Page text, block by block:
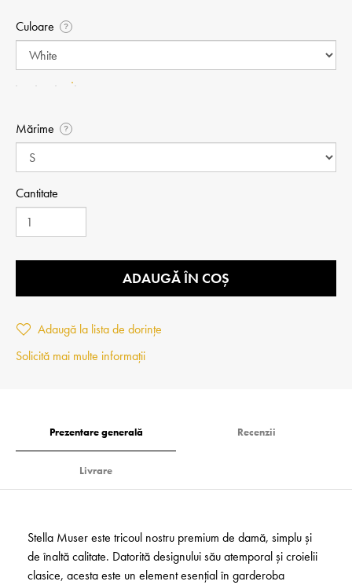
Culoare ?
Mărime ?
Cantitate
ADAUGĂ ÎN COȘ
Adaugă la lista de dorințe
Solicită mai multe informații
Prezentare generală Recenzii
Livrare
Stella Muser este tricoul nostru premium de damă, simplu și
de înaltă calitate. Datorită designului său atemporal și croielii
clasice, acesta este un element esențial în garderoba